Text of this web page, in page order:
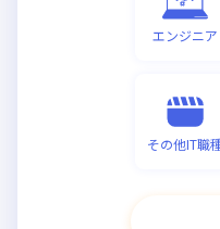
エンジニア
その他IT職